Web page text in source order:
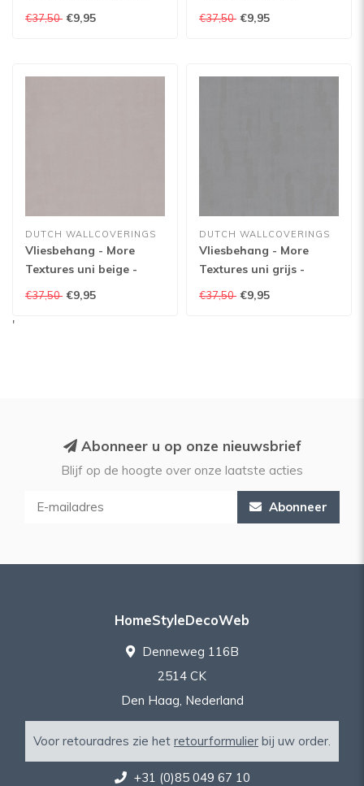
MO1302
€37,50 €9,95
MO1205
€37,50 €9,95
DUTCH WALLCOVERINGS
Vliesbehang - More
Textures uni beige -
MO1021
€37,50 €9,95
DUTCH WALLCOVERINGS
Vliesbehang - More
Textures uni grijs -
MO1020
€37,50 €9,95
'
Abonneer u op onze nieuwsbrief
Blijf op de hoogte over onze laatste acties
Abonneer
HomeStyleDecoWeb
Denneweg 116B
2514 CK
Den Haag, Nederland
Voor retouradres zie het retourformulier bij uw order.
+31 (0)85 049 67 10